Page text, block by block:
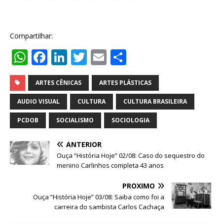
Compartilhar:
W
h
at
s
A
p
p
F
a
c
e
b
o
o
k
Li
n
k
e
dI
T
w
it
te
r
E
m
ai
l
h
ar
e
ARTES CÊNICAS ARTES PLÁSTICAS
AUDIO VISUAL CULTURA CULTURA BRASILEIRA
PCDOB SOCIALISMO SOCIOLOGIA
ANTERIOR
Ouça “História Hoje” 02/08: Caso do sequestro do
menino Carlinhos completa 43 anos
PRÓXIMO
Ouça “História Hoje” 03/08: Saiba como foi a
carreira do sambista Carlos Cachaça